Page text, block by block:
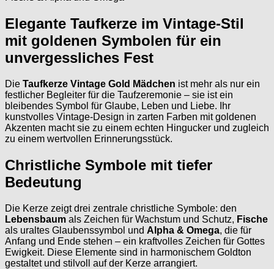
Elegante Taufkerze im Vintage-Stil
mit goldenen Symbolen für ein
unvergessliches Fest
Die Taufkerze Vintage Gold Mädchen ist mehr als nur ein
festlicher Begleiter für die Taufzeremonie – sie ist ein
bleibendes Symbol für Glaube, Leben und Liebe. Ihr
kunstvolles Vintage-Design in zarten Farben mit goldenen
Akzenten macht sie zu einem echten Hingucker und zugleich
zu einem wertvollen Erinnerungsstück.
Christliche Symbole mit tiefer
Bedeutung
Die Kerze zeigt drei zentrale christliche Symbole: den
Lebensbaum als Zeichen für Wachstum und Schutz, Fische
als uraltes Glaubenssymbol und Alpha & Omega, die für
Anfang und Ende stehen – ein kraftvolles Zeichen für Gottes
Ewigkeit. Diese Elemente sind in harmonischem Goldton
gestaltet und stilvoll auf der Kerze arrangiert.